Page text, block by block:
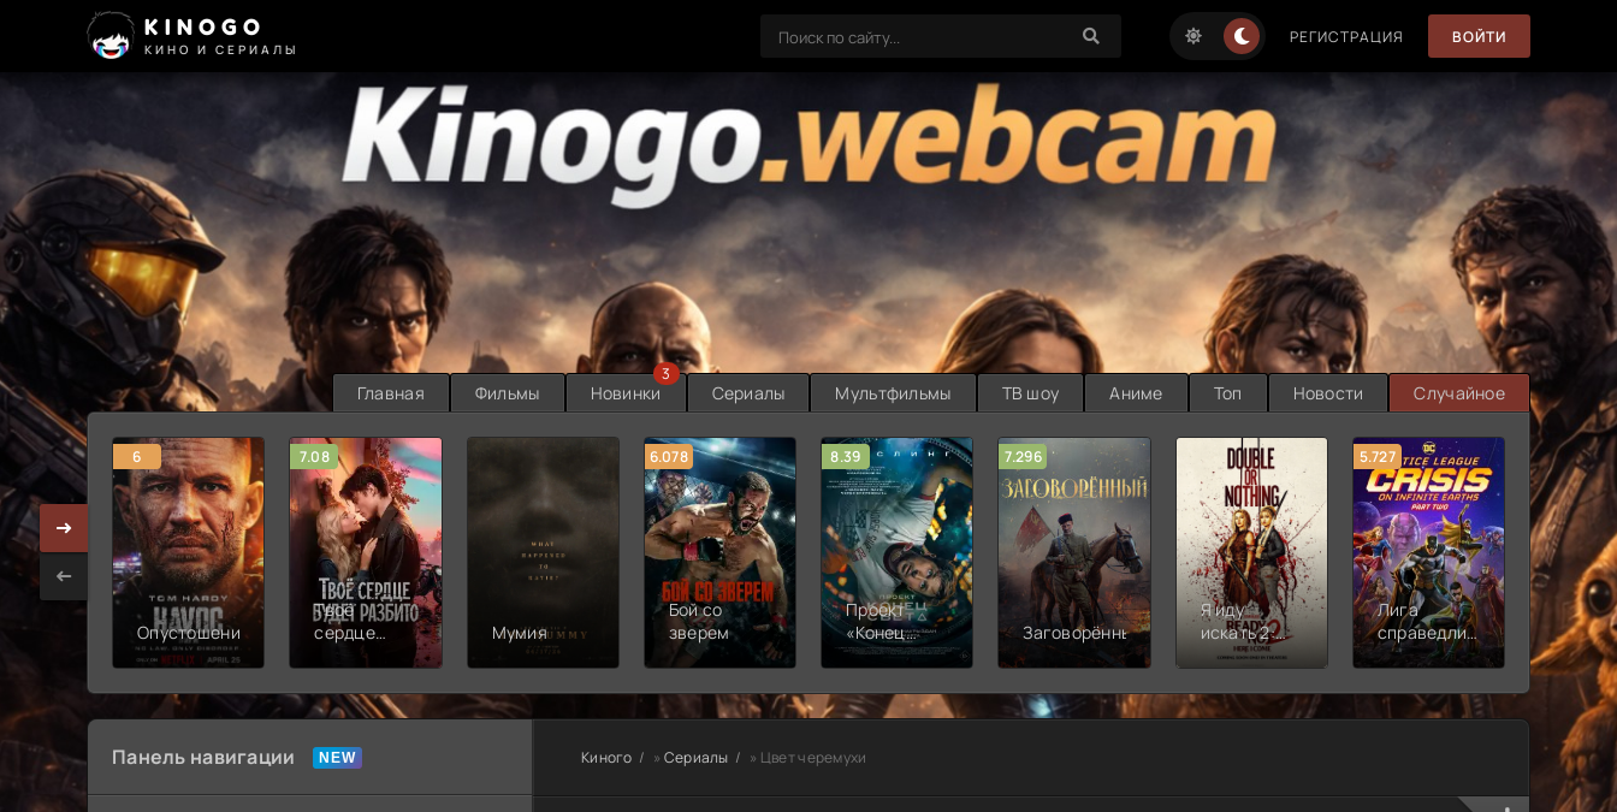
KINOGO
КИНО И СЕРИАЛЫ
РЕГИСТРАЦИЯ ВОЙТИ
Главная Фильмы Новинки
3
Сериалы Мультфильмы ТВ шоу Аниме Топ Новости Случайное
6
Опустошение
7.08
Твоё
сердце
Мумия
6.078
Бой со
зверем
8.39
Проект
«Конец
света»
7.296
Заговорённый
Я иду
искать 2:
Вот и я
5.727
Лига
справедливости:
Кризис на
землях.
Часть 2
8.889
Новая
смена
Панель навигации Киного » Сериалы » Цвет черемухи